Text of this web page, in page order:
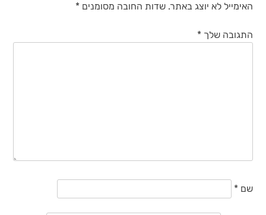
האימייל לא יוצג באתר. שדות החובה מסומנים*
התגובה שלך*
שם*